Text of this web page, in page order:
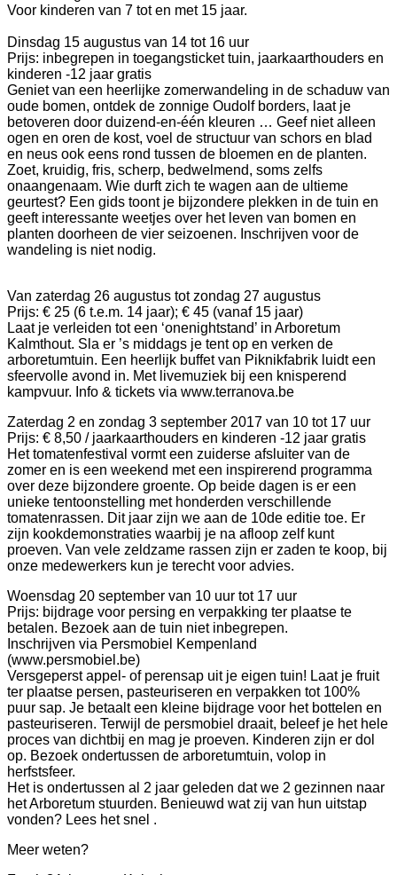
Voor kinderen van 7 tot en met 15 jaar.
Dinsdag 15 augustus van 14 tot 16 uur
Prijs: inbegrepen in toegangsticket tuin, jaarkaarthouders en
kinderen -12 jaar gratis
Geniet van een heerlijke zomerwandeling in de schaduw van
oude bomen, ontdek de zonnige Oudolf borders, laat je
betoveren door duizend-en-één kleuren … Geef niet alleen
ogen en oren de kost, voel de structuur van schors en blad
en neus ook eens rond tussen de bloemen en de planten.
Zoet, kruidig, fris, scherp, bedwelmend, soms zelfs
onaangenaam. Wie durft zich te wagen aan de ultieme
geurtest? Een gids toont je bijzondere plekken in de tuin en
geeft interessante weetjes over het leven van bomen en
planten doorheen de vier seizoenen. Inschrijven voor de
wandeling is niet nodig.
Van zaterdag 26 augustus tot zondag 27 augustus
Prijs: € 25 (6 t.e.m. 14 jaar); € 45 (vanaf 15 jaar)
Laat je verleiden tot een ‘onenightstand’ in Arboretum
Kalmthout. Sla er ’s middags je tent op en verken de
arboretumtuin. Een heerlijk buffet van Piknikfabrik luidt een
sfeervolle avond in. Met livemuziek bij een knisperend
kampvuur. Info & tickets via www.terranova.be
Zaterdag 2 en zondag 3 september 2017 van 10 tot 17 uur
Prijs: € 8,50 / jaarkaarthouders en kinderen -12 jaar gratis
Het tomatenfestival vormt een zuiderse afsluiter van de
zomer en is een weekend met een inspirerend programma
over deze bijzondere groente. Op beide dagen is er een
unieke tentoonstelling met honderden verschillende
tomatenrassen. Dit jaar zijn we aan de 10de editie toe. Er
zijn kookdemonstraties waarbij je na afloop zelf kunt
proeven. Van vele zeldzame rassen zijn er zaden te koop, bij
onze medewerkers kun je terecht voor advies.
Woensdag 20 september van 10 uur tot 17 uur
Prijs: bijdrage voor persing en verpakking ter plaatse te
betalen. Bezoek aan de tuin niet inbegrepen.
Inschrijven via Persmobiel Kempenland
(www.persmobiel.be)
Versgeperst appel- of perensap uit je eigen tuin! Laat je fruit
ter plaatse persen, pasteuriseren en verpakken tot 100%
puur sap. Je betaalt een kleine bijdrage voor het bottelen en
pasteuriseren. Terwijl de persmobiel draait, beleef je het hele
proces van dichtbij en mag je proeven. Kinderen zijn er dol
op. Bezoek ondertussen de arboretumtuin, volop in
herfstsfeer.
Het is ondertussen al 2 jaar geleden dat we 2 gezinnen naar
het Arboretum stuurden. Benieuwd wat zij van hun uitstap
vonden? Lees het snel .
Meer weten?